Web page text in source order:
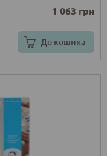
1 063 грн
До кошика